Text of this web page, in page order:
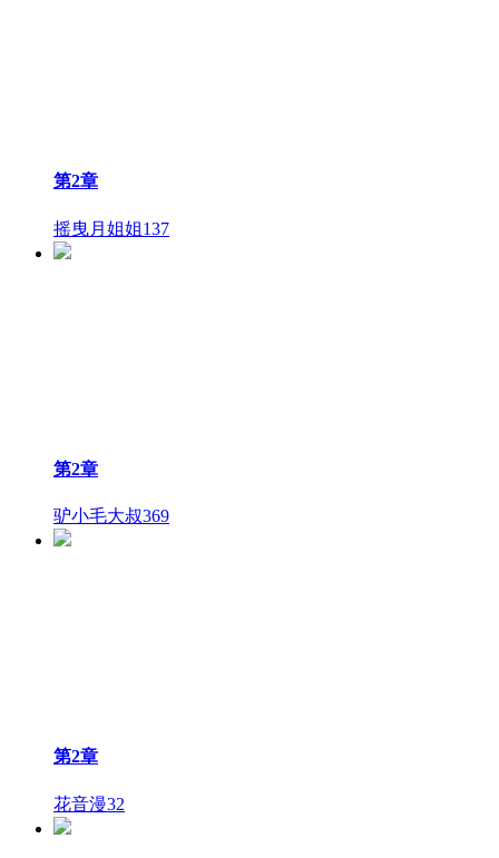
第2章
摇曳月姐姐137
第2章
驴小毛大叔369
第2章
花音漫32